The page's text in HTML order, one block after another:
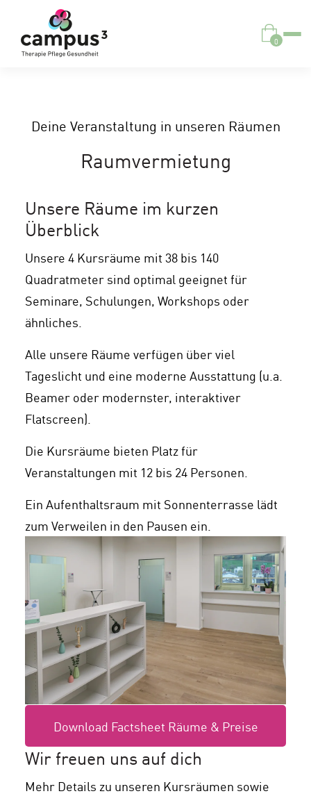
0
Deine Veranstaltung in unseren Räumen
Raumvermietung
Unsere Räume im kurzen
Überblick
Unsere 4 Kursräume mit 38 bis 140
Quadratmeter sind optimal geeignet für
Seminare, Schulungen, Workshops oder
ähnliches.
Alle unsere Räume verfügen über viel
Tageslicht und eine moderne Ausstattung (u.a.
Beamer oder modernster, interaktiver
Flatscreen).
Die Kursräume bieten Platz für
Veranstaltungen mit 12 bis 24 Personen.
Ein Aufenthaltsraum mit Sonnenterrasse lädt
zum Verweilen in den Pausen ein.
Download Factsheet Räume & Preise
Wir freuen uns auf dich
Mehr Details zu unseren Kursräumen sowie